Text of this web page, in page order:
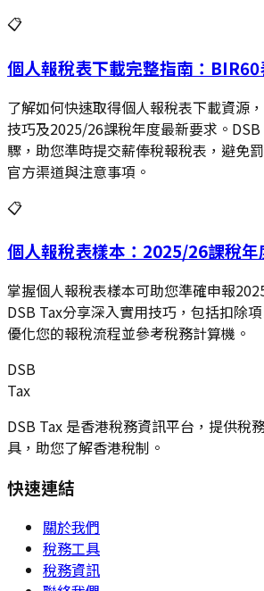
📋
個人報稅表下載完整指南：
了解如何快速取得個人報稅表下載資源
技巧及2025/26課稅年度最新要求。
驟，助您準時提交薪俸稅報稅表，避免
官方渠道與注意事項。
📋
個人報稅表樣本：2025/26課稅年
掌握個人報稅表樣本可助您準確申報
DSB Tax分享深入實用技巧，包括扣除
優化您的報稅流程並參考稅務計算機。
DSB
Tax
DSB Tax 是香港稅務資訊平台，提供稅
具，助您了解香港稅制。
快速連結
關於我們
稅務工具
稅務資訊